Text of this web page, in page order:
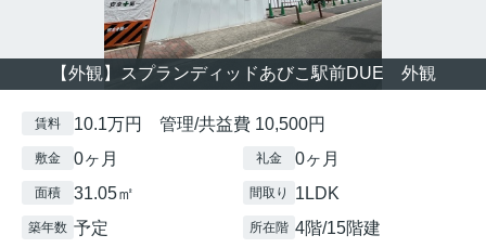
【外観】スプランディッドあびこ駅前DUE 外観
賃料 10.1万円 管理/共益費 10,500円
敷金 0ヶ月 礼金 0ヶ月
面積 31.05㎡ 間取り 1LDK
築年数 予定 所在階 4階/15階建